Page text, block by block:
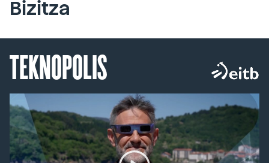
Bizitza
TEKNOPOLIS